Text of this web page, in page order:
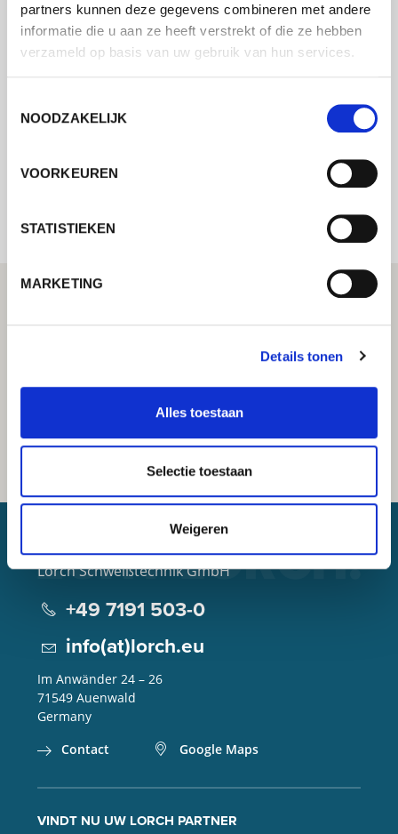
partners kunnen deze gegevens combineren met andere
informatie die u aan ze heeft verstrekt of die ze hebben
verzameld op basis van uw gebruik van hun services.
NOODZAKELIJK
VOORKEUREN
STATISTIEKEN
MARKETING
Details tonen
Alles toestaan
Selectie toestaan
Weigeren
Neem contact met ons op via ons online
formulier en wij nemen zo spoedig
available
Lorch Schweißtechnik GmbH
+49 7191 503-0
info(at)lorch.eu
Im Anwänder 24 – 26
71549 Auenwald
Germany
Contact
Google Maps
VINDT NU UW LORCH PARTNER